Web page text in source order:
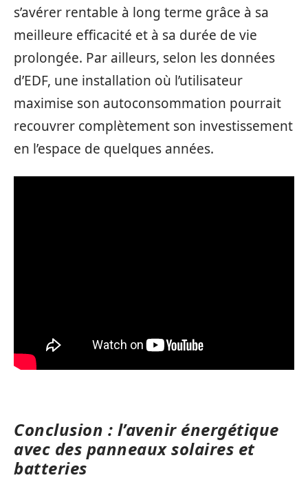
s’avérer rentable à long terme grâce à sa
meilleure efficacité et à sa durée de vie
prolongée. Par ailleurs, selon les données
d’EDF, une installation où l’utilisateur
maximise son autoconsommation pourrait
recouvrer complètement son investissement
en l’espace de quelques années.
Conclusion : l’avenir énergétique
avec des panneaux solaires et
batteries